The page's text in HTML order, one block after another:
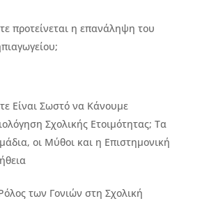
προτείνεται η επανάληψη του
Είναι Σωστό να Κάνουμε
Σχολικής Ετοιμότητας; Τα
οι Μύθοι και η Επιστημονική
των Γονιών στη Σχολική